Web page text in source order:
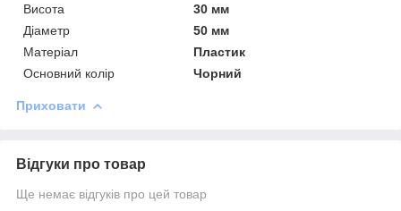
Висота
30 мм
Діаметр
50 мм
Матеріал
Пластик
Основний колір
Чорний
Приховати
Відгуки про товар
Ще немає відгуків про цей товар